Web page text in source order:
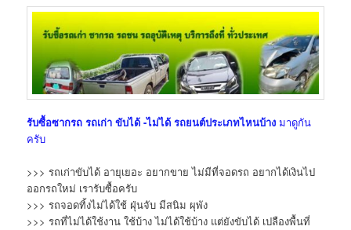
รับซื้อซากรถ รถเก่า ขับได้ -ไม่ได้ รถยนต์ประเภทไหนบ้าง มาดูกัน
ครับ
>>> รถเก่าขับได้ อายุเยอะ อยากขาย ไม่มีที่จอดรถ อยากได้เงินไป
ออกรถใหม่ เรารับซื้อครับ
>>> รถจอดทิ้งไม่ได้ใช้ ฝุ่นจับ มีสนิม ผุพัง
>>> รถที่ไม่ได้ใช้งาน ใช้บ้าง ไม่ได้ใช้บ้าง แต่ยังขับได้ เปลืองพื้นที่